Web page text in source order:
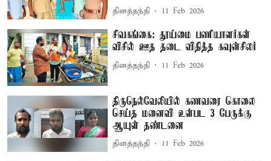
தினத்தந்தி 11 Feb 2026
சிவகங்கை: தூய்மை பணியாளர்கள்
விசில் ஊத தடை விதித்த கவுன்சிலர்
தினத்தந்தி 11 Feb 2026
திருநெல்வேலியில் கணவரை கொலை
செய்த மனைவி உள்பட 3 பேருக்கு
ஆயுள் தண்டனை
தினத்தந்தி 11 Feb 2026